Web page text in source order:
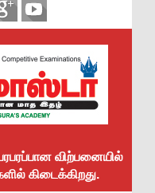
விற்பனையில்
கிடைக்கிறது.